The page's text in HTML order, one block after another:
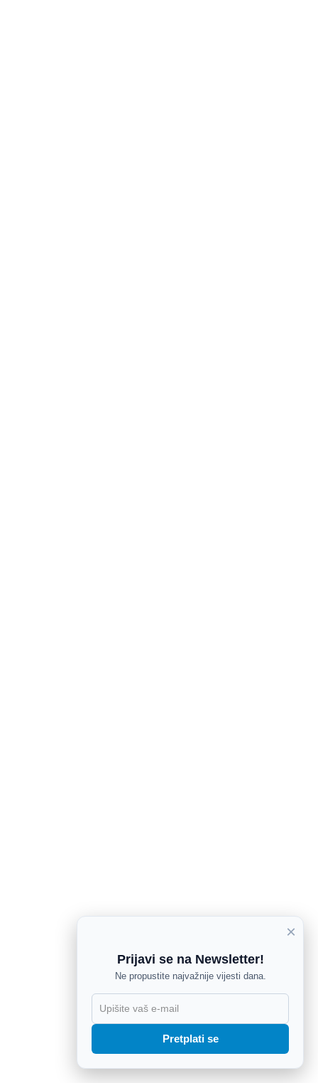
×
Prijavi se na Newsletter!
Ne propustite najvažnije vijesti dana.
Pretplati se